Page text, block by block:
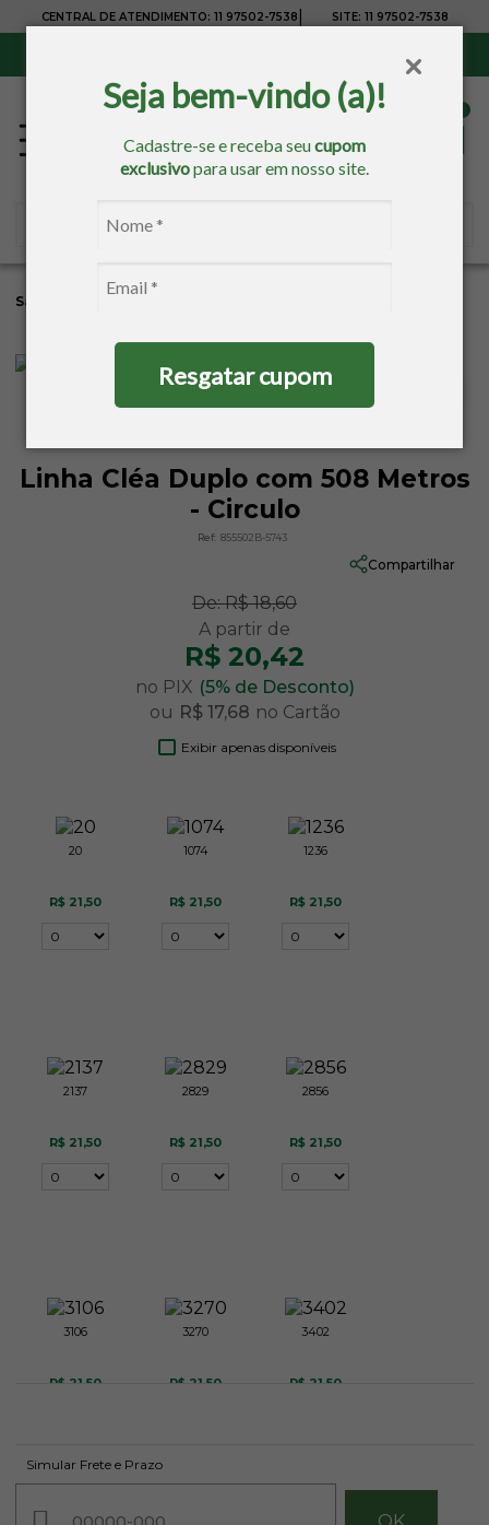
Seja bem-vindo (a)!
Cadastre-se e receba seucupom
exclusivopara usar em nosso site.
Resgatar cupom
CENTRAL DE ATENDIMENTO: 11 97502-7538 SITE: 11 97502-7538
Sacaria
Linha Cléa Duplo com 508 Metros
- Circulo
Ref: 855502B-5743
Compartilhar
De:R$ 18,60
R$ 20,42
no PIX (5% de Desconto)
ou R$ 17,68 no Cartão
Exibir apenas disponíveis
20
R$ 21,50
1074
R$ 21,50
1236
R$ 21,50
2137
R$ 21,50
2829
R$ 21,50
2856
R$ 21,50
3106
R$ 21,50
3270
R$ 21,50
3402
R$ 21,50
Simular Frete e Prazo